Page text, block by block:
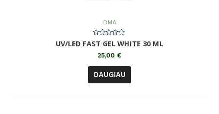
DMA
Įvertinimas:
0
iš
UV/LED FAST GEL WHITE 30 ML
25,00 €
DAUGIAU